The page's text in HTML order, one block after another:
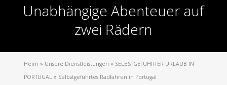
Unabhängige Abenteuer auf
zwei Rädern
Heim » Unsere Dienstleistungen » SELBSTGEFÜHRTER URLAUB IN
PORTUGAL» Selbstgeführtes Radfahren in Portugal